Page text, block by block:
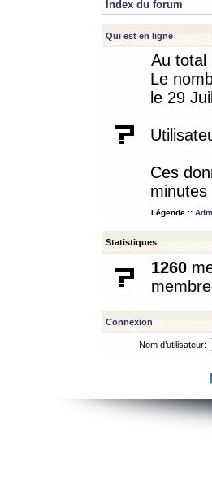
Index du forum
Qui est en ligne
Au total
Le
le 29
Ces
minutes
Légende ::
Statistiques
1260
Connexion
Nom d’utilisateur: